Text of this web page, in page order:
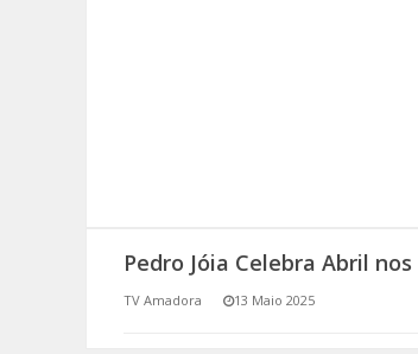
(RE) PENSAMENTOS
Pedro Jóia Celebra Abril
TV Amadora 13 Maio 2025